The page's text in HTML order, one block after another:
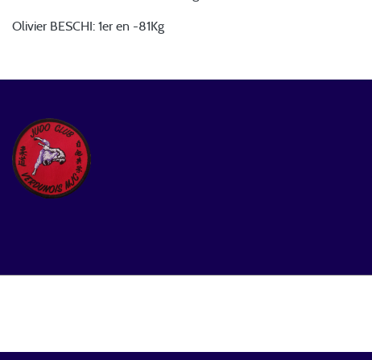
Olivier BESCHI: 1er en -81Kg